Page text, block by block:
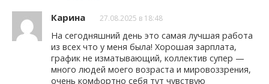
Карина 27.08.2025 в 18:48
На сегодняшний день это самая лучшая работа
из всех что у меня была! Хорошая зарплата,
график не изматывающий, коллектив супер —
много людей моего возраста и мировоззрения,
очень комфортно себя тут чувствую